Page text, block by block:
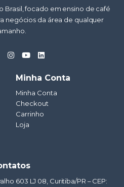
Brasil, focado em ensino de café
negócios da área de qualquer
I
n
m
Y
o
t
u
b
e
L
i
e
d
i
n
Minha Conta
Minha Conta
Checkout
Carrinho
Loja
603 LJ 08, Curitiba/PR – CEP: